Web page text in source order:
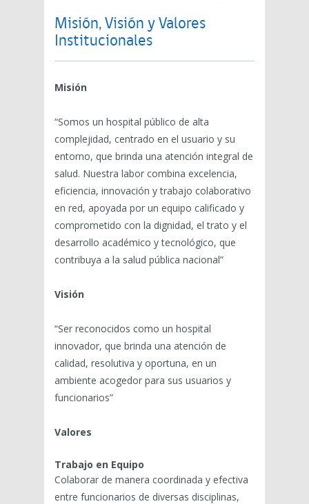
Misión, Visión y Valores
Institucionales
Misión
“Somos un hospital público de alta
complejidad, centrado en el usuario y su
entorno, que brinda una atención integral de
salud. Nuestra labor combina excelencia,
eficiencia, innovación y trabajo colaborativo
en red, apoyada por un equipo calificado y
comprometido con la dignidad, el trato y el
desarrollo académico y tecnológico, que
contribuya a la salud pública nacional”
Visión
“Ser reconocidos como un hospital
innovador, que brinda una atención de
calidad, resolutiva y oportuna, en un
ambiente acogedor para sus usuarios y
funcionarios”
Valores
Trabajo en Equipo
Colaborar de manera coordinada y efectiva
entre funcionarios de diversas disciplinas,